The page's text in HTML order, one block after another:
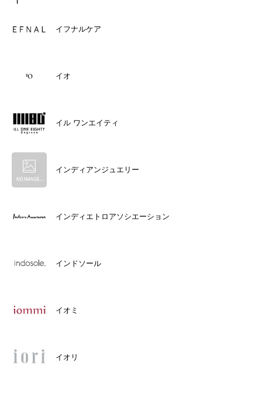
イフナルケア
イオ
イル ワンエイティ
インディアンジュエリー
インディエトロアソシエーション
インドソール
イオミ
イオリ